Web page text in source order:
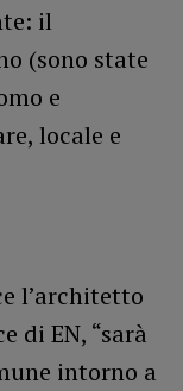
il
(sono state
e
locale e
l’architetto
di EN, “sarà
intorno a